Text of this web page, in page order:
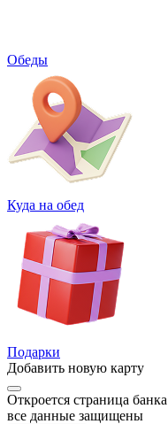
Обеды
Куда на обед
Подарки
Добавить новую карту
Откроется страница
все данные защищены